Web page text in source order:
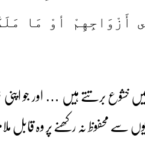
( 5 ) إِلَّا عَلَى أَزْوَاجِهِمْ
خشوع برتتے ہیں … اور جو
سے محفوظ نہ رکھنے پر وہ